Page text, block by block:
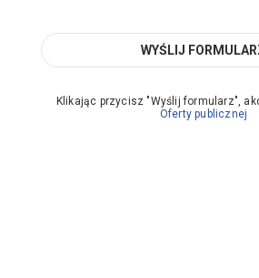
Klikając przycisz "Wyślij formularz",
Oferty publicznej